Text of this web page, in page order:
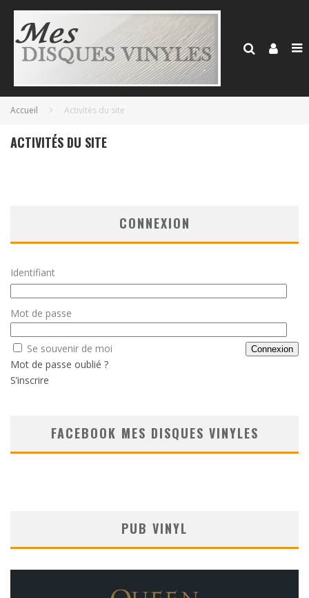
Accueil Activités du site
ACTIVITÉS DU SITE
CONNEXION
Identifiant
Mot de passe
Se souvenir de moi
Mot de passe oublié ?
S’inscrire
FACEBOOK MES DISQUES VINYLES
PUB VINYL